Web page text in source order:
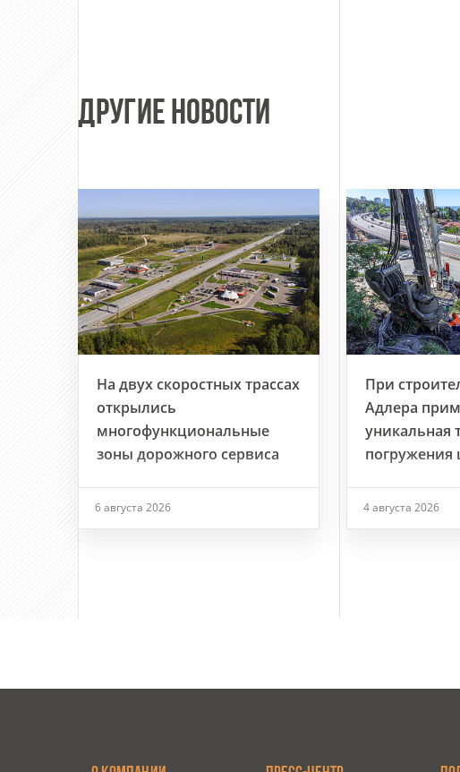
ДРУГИЕ НОВОСТИ
На двух скоростных трассах
открылись
многофункциональные
зоны дорожного сервиса
6 августа 2026
При
Адлера
уникальная
погружения
4 августа 2026